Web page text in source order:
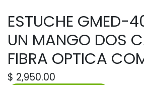
ESTUCHE GMED-
UN MANGO DOS
FIBRA OPTICA
$ 2,950.00